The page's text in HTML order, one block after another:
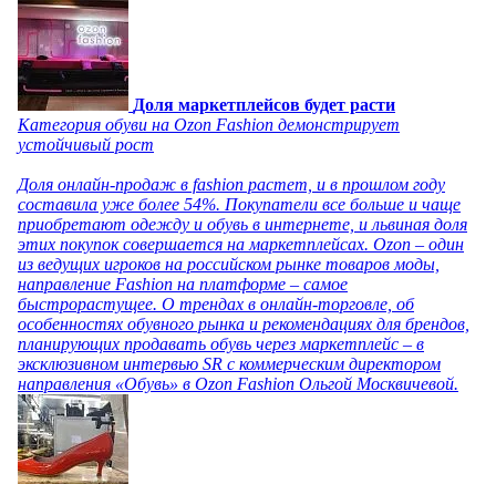
Доля маркетплейсов будет расти
Категория обуви на Ozon Fashion демонстрирует
устойчивый рост
Доля онлайн-продаж в fashion растет, и в прошлом году
составила уже более 54%. Покупатели все больше и чаще
приобретают одежду и обувь в интернете, и львиная доля
этих покупок совершается на маркетплейсах. Ozon – один
из ведущих игроков на российском рынке товаров моды,
направление Fashion на платформе – самое
быстрорастущее. О трендах в онлайн-торговле, об
особенностях обувного рынка и рекомендациях для брендов,
планирующих продавать обувь через маркетплейс – в
эксклюзивном интервью SR с коммерческим директором
направления «Обувь» в Ozon Fashion Ольгой Москвичевой.